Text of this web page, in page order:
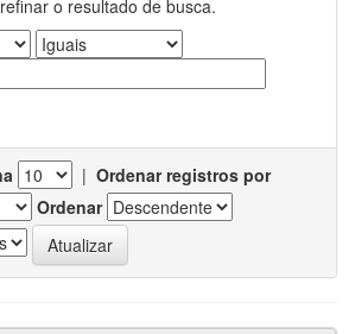
o resultado de busca.
| Ordenar registros por
Ordenar